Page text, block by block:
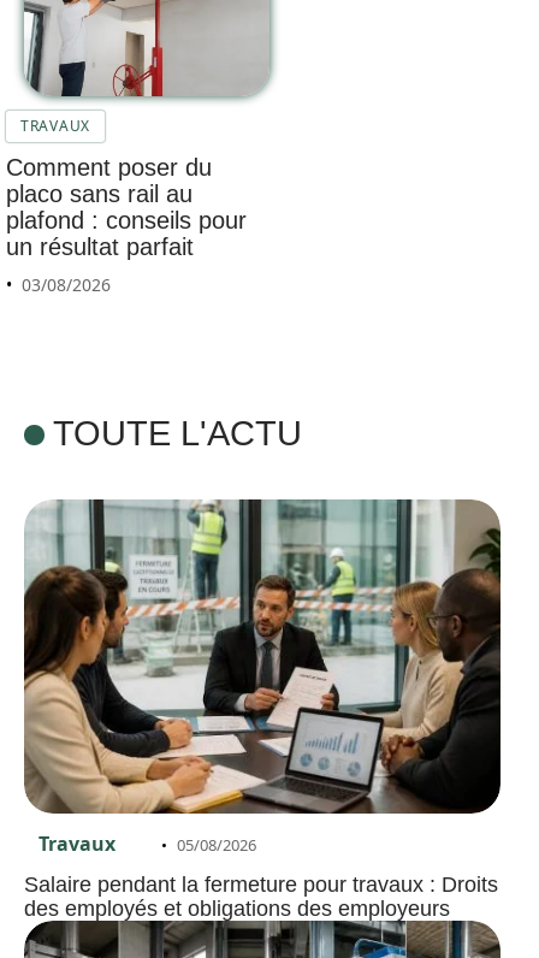
TRAVAUX
Comment poser du
placo sans rail au
plafond : conseils pour
un résultat parfait
03/08/2026
TOUTE L'ACTU
Travaux 05/08/2026
Salaire pendant la fermeture pour travaux : Droits
des employés et obligations des employeurs